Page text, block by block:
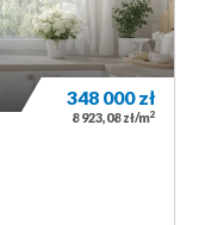
348 000zł
8 923,08 zł/m2